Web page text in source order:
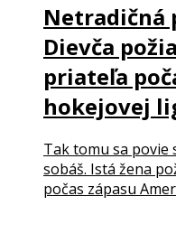
Netradičná
Dievča
priateľa
hokejovej
Tak tomu sa
sobáš. Istá žena
počas zápasu